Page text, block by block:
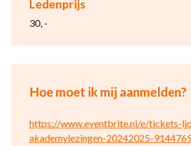
Ledenprijs
30, -
Hoe moet ik mij aanmelden?
https://www.eventbrite.nl/e/tickets-
akademylezingen-20242025-